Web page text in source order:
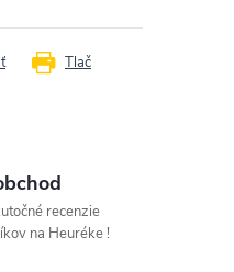
Tlač
recenzie
na Heuréke !